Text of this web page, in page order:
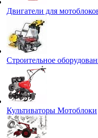
Двигатели для
Строительное
Культиваторы Мотоблоки